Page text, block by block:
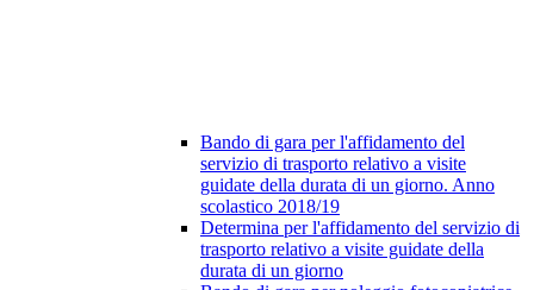
Bando di gara per l'affidamento del
servizio di trasporto relativo a visite
guidate della durata di un giorno. Anno
scolastico 2018/19
Determina per l'affidamento del servizio di
trasporto relativo a visite guidate della
durata di un giorno